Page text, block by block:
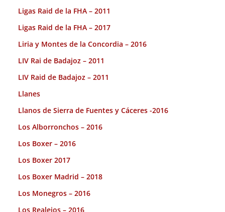
Ligas Raid de la FHA – 2011
Ligas Raid de la FHA – 2017
Liria y Montes de la Concordia – 2016
LIV Rai de Badajoz – 2011
LIV Raid de Badajoz – 2011
Llanes
Llanos de Sierra de Fuentes y Cáceres -2016
Los Alborronchos – 2016
Los Boxer – 2016
Los Boxer 2017
Los Boxer Madrid – 2018
Los Monegros – 2016
Los Realejos – 2016